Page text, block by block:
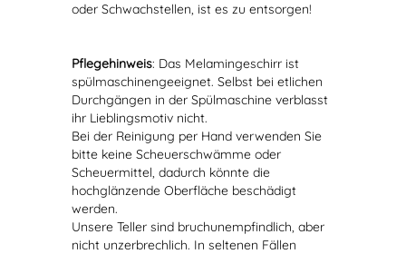
oder Schwachstellen, ist es zu entsorgen!
Pflegehinweis: Das Melamingeschirr ist
spülmaschinengeeignet. Selbst bei etlichen
Durchgängen in der Spülmaschine verblasst
ihr Lieblingsmotiv nicht.
Bei der Reinigung per Hand verwenden Sie
bitte keine Scheuerschwämme oder
Scheuermittel, dadurch könnte die
hochglänzende Oberfläche beschädigt
werden.
Unsere Teller sind bruchunempfindlich, aber
nicht unzerbrechlich. In seltenen Fällen